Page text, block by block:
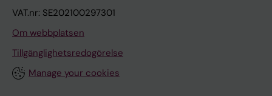
VAT.nr: SE202100297301
Om webbplatsen
Tillgänglighetsredogörelse
Manage your cookies